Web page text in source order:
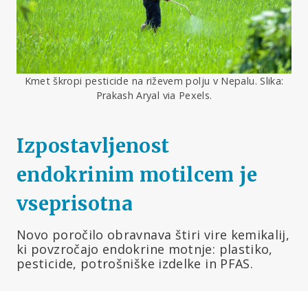
Kmet škropi pesticide na riževem polju v Nepalu. Slika:
Prakash Aryal via Pexels.
Izpostavljenost
endokrinim motilcem je
vseprisotna
Novo poročilo obravnava štiri vire kemikalij,
ki povzročajo endokrine motnje: plastiko,
pesticide, potrošniške izdelke in PFAS.